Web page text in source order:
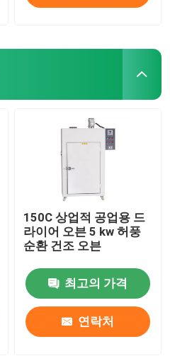
150C 상업적 공업용 드
라이어 오븐 5 kw 허풍
순환 건조 오븐
최고의 가격
연락처